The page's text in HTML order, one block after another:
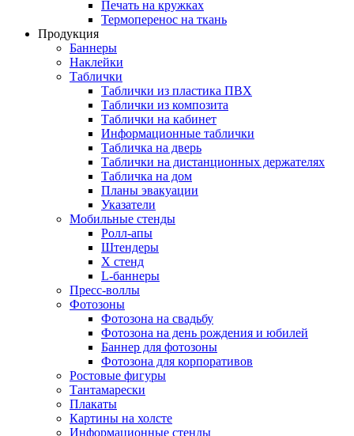
Печать на кружках
Термоперенос на ткань
Продукция
Баннеры
Наклейки
Таблички
Таблички из пластика ПВХ
Таблички из композита
Таблички на кабинет
Информационные таблички
Табличка на дверь
Таблички на дистанционных держателях
Табличка на дом
Планы эвакуации
Указатели
Мобильные стенды
Ролл-апы
Штендеры
Х стенд
L-баннеры
Пресс-воллы
Фотозоны
Фотозона на свадьбу
Фотозона на день рождения и юбилей
Баннер для фотозоны
Фотозона для корпоративов
Ростовые фигуры
Тантамарески
Плакаты
Картины на холсте
Информационные стенды